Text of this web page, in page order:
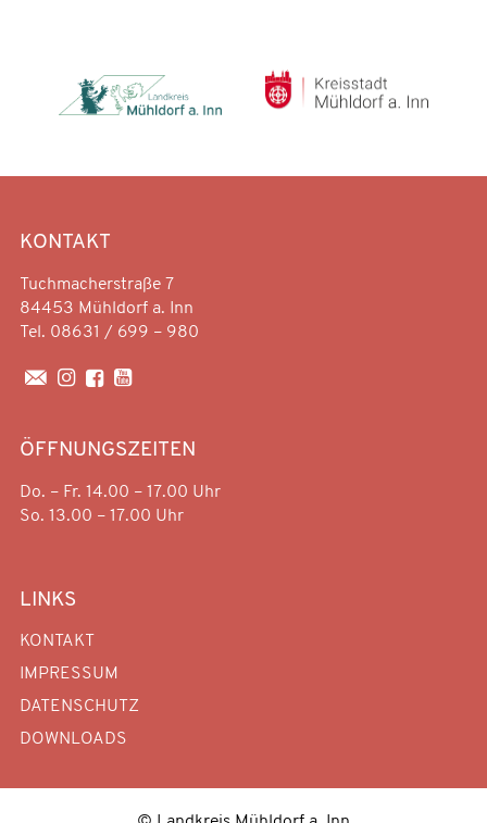
KONTAKT
Tuchmacherstraße 7
84453 Mühldorf a. Inn
Tel. 08631 / 699 – 980
   
ÖFFNUNGSZEITEN
Do. – Fr. 14.00 – 17.00 Uhr
So. 13.00 – 17.00 Uhr
LINKS
KONTAKT
IMPRESSUM
DATENSCHUTZ
DOWNLOADS